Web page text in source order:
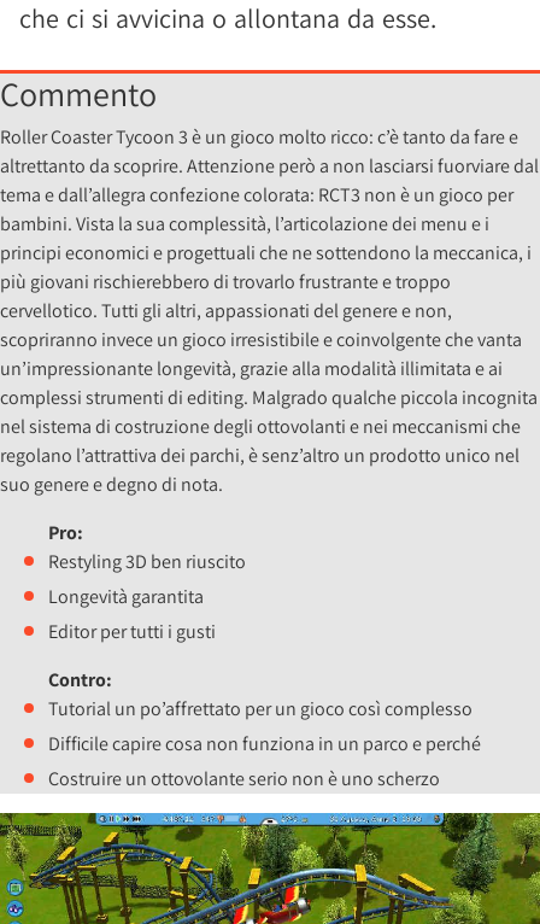
che ci si avvicina o allontana da esse.
Commento
Roller Coaster Tycoon 3 è un gioco molto ricco: c’è tanto da fare e
altrettanto da scoprire. Attenzione però a non lasciarsi fuorviare dal
tema e dall’allegra confezione colorata: RCT3 non è un gioco per
bambini. Vista la sua complessità, l’articolazione dei menu e i
principi economici e progettuali che ne sottendono la meccanica, i
più giovani rischierebbero di trovarlo frustrante e troppo
cervellotico. Tutti gli altri, appassionati del genere e non,
scopriranno invece un gioco irresistibile e coinvolgente che vanta
un’impressionante longevità, grazie alla modalità illimitata e ai
complessi strumenti di editing. Malgrado qualche piccola incognita
nel sistema di costruzione degli ottovolanti e nei meccanismi che
regolano l’attrattiva dei parchi, è senz’altro un prodotto unico nel
suo genere e degno di nota.
Pro:
Restyling 3D ben riuscito
Longevità garantita
Editor per tutti i gusti
Contro:
Tutorial un po’affrettato per un gioco così complesso
Difficile capire cosa non funziona in un parco e perché
Costruire un ottovolante serio non è uno scherzo